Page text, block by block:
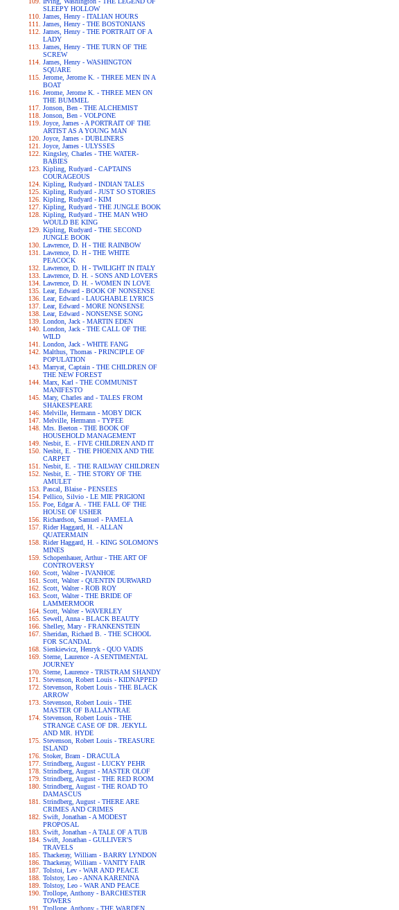
SLEEPY HOLLOW
James, Henry - ITALIAN HOURS
James, Henry - THE BOSTONIANS
James, Henry - THE PORTRAIT OF A
LADY
James, Henry - THE TURN OF THE
SCREW
James, Henry - WASHINGTON
SQUARE
Jerome, Jerome K. - THREE MEN IN A
BOAT
Jerome, Jerome K. - THREE MEN ON
THE BUMMEL
Jonson, Ben - THE ALCHEMIST
Jonson, Ben - VOLPONE
Joyce, James - A PORTRAIT OF THE
ARTIST AS A YOUNG MAN
Joyce, James - DUBLINERS
Joyce, James - ULYSSES
Kingsley, Charles - THE WATER-
BABIES
Kipling, Rudyard - CAPTAINS
COURAGEOUS
Kipling, Rudyard - INDIAN TALES
Kipling, Rudyard - JUST SO STORIES
Kipling, Rudyard - KIM
Kipling, Rudyard - THE JUNGLE BOOK
Kipling, Rudyard - THE MAN WHO
WOULD BE KING
Kipling, Rudyard - THE SECOND
JUNGLE BOOK
Lawrence, D. H - THE RAINBOW
Lawrence, D. H - THE WHITE
PEACOCK
Lawrence, D. H - TWILIGHT IN ITALY
Lawrence, D. H. - SONS AND LOVERS
Lawrence, D. H. - WOMEN IN LOVE
Lear, Edward - BOOK OF NONSENSE
Lear, Edward - LAUGHABLE LYRICS
Lear, Edward - MORE NONSENSE
Lear, Edward - NONSENSE SONG
London, Jack - MARTIN EDEN
London, Jack - THE CALL OF THE
WILD
London, Jack - WHITE FANG
Malthus, Thomas - PRINCIPLE OF
POPULATION
Marryat, Captain - THE CHILDREN OF
THE NEW FOREST
Marx, Karl - THE COMMUNIST
MANIFESTO
Mary, Charles and - TALES FROM
SHAKESPEARE
Melville, Hermann - MOBY DICK
Melville, Hermann - TYPEE
Mrs. Beeton - THE BOOK OF
HOUSEHOLD MANAGEMENT
Nesbit, E. - FIVE CHILDREN AND IT
Nesbit, E. - THE PHOENIX AND THE
CARPET
Nesbit, E. - THE RAILWAY CHILDREN
Nesbit, E. - THE STORY OF THE
AMULET
Pascal, Blaise - PENSEES
Pellico, Silvio - LE MIE PRIGIONI
Poe, Edgar A. - THE FALL OF THE
HOUSE OF USHER
Richardson, Samuel - PAMELA
Rider Haggard, H. - ALLAN
QUATERMAIN
Rider Haggard, H. - KING SOLOMON'S
MINES
Schopenhauer, Arthur - THE ART OF
CONTROVERSY
Scott, Walter - IVANHOE
Scott, Walter - QUENTIN DURWARD
Scott, Walter - ROB ROY
Scott, Walter - THE BRIDE OF
LAMMERMOOR
Scott, Walter - WAVERLEY
Sewell, Anna - BLACK BEAUTY
Shelley, Mary - FRANKENSTEIN
Sheridan, Richard B. - THE SCHOOL
FOR SCANDAL
Sienkiewicz, Henryk - QUO VADIS
Sterne, Laurence - A SENTIMENTAL
JOURNEY
Sterne, Laurence - TRISTRAM SHANDY
Stevenson, Robert Louis - KIDNAPPED
Stevenson, Robert Louis - THE BLACK
ARROW
Stevenson, Robert Louis - THE
MASTER OF BALLANTRAE
Stevenson, Robert Louis - THE
STRANGE CASE OF DR. JEKYLL
AND MR. HYDE
Stevenson, Robert Louis - TREASURE
ISLAND
Stoker, Bram - DRACULA
Strindberg, August - LUCKY PEHR
Strindberg, August - MASTER OLOF
Strindberg, August - THE RED ROOM
Strindberg, August - THE ROAD TO
DAMASCUS
Strindberg, August - THERE ARE
CRIMES AND CRIMES
Swift, Jonathan - A MODEST
PROPOSAL
Swift, Jonathan - A TALE OF A TUB
Swift, Jonathan - GULLIVER'S
TRAVELS
Thackeray, William - BARRY LYNDON
Thackeray, William - VANITY FAIR
Tolstoi, Lev - WAR AND PEACE
Tolstoy, Leo - ANNA KARENINA
Tolstoy, Leo - WAR AND PEACE
Trollope, Anthony - BARCHESTER
TOWERS
Trollope, Anthony - THE WARDEN